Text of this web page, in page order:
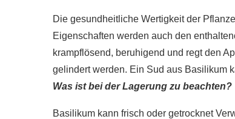
Die gesundheitliche Wertigkeit der
Eigenschaften werden auch den
krampflösend, beruhigend und regt den
gelindert werden. Ein Sud aus Basilikum
Was ist bei der Lagerung zu beachten?
Basilikum kann frisch oder getrocknet